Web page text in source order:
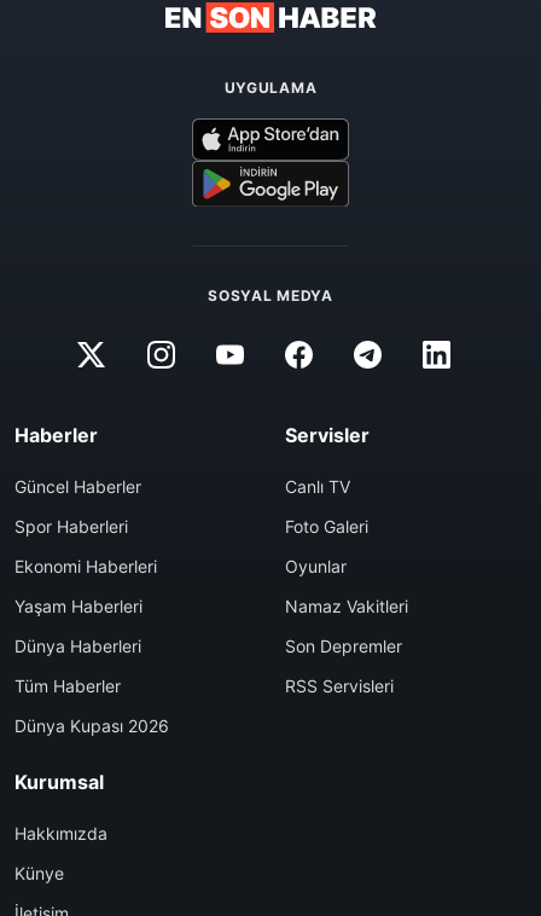
UYGULAMA
SOSYAL MEDYA
Haberler
Güncel Haberler
Spor Haberleri
Ekonomi Haberleri
Yaşam Haberleri
Dünya Haberleri
Tüm Haberler
Dünya Kupası 2026
Servisler
Canlı TV
Foto Galeri
Oyunlar
Namaz Vakitleri
Son Depremler
RSS Servisleri
Kurumsal
Hakkımızda
Künye